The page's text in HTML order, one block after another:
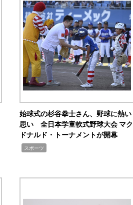
始球式の杉谷拳士さん、野球に熱い
思い 全日本学童軟式野球大会 マク
ドナルド・トーナメントが開幕
スポーツ